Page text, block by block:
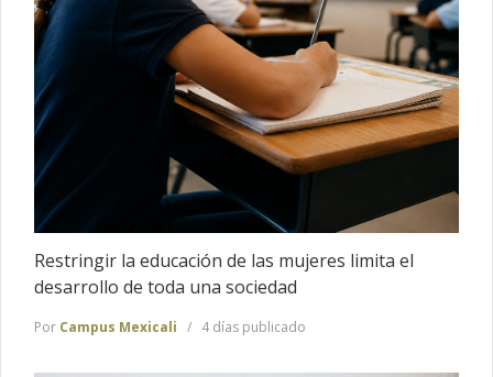
Restringir la educación de las mujeres limita el
desarrollo de toda una sociedad
Por Campus Mexicali 4 días publicado